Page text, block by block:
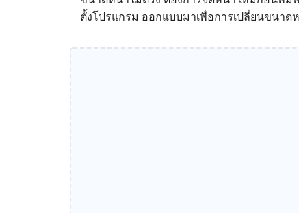
ตั้งโปรแกรม ออกแบบมาเพื่อการเปลี่ยนขนาด